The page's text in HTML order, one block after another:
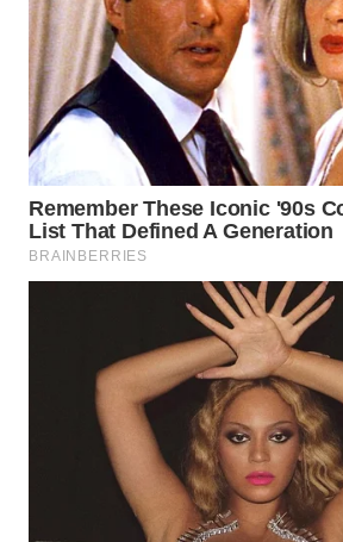
WN
SURABAYA
WN
NATUNA
WN
BINTAN
LIKUPANG
LABUANBAJO